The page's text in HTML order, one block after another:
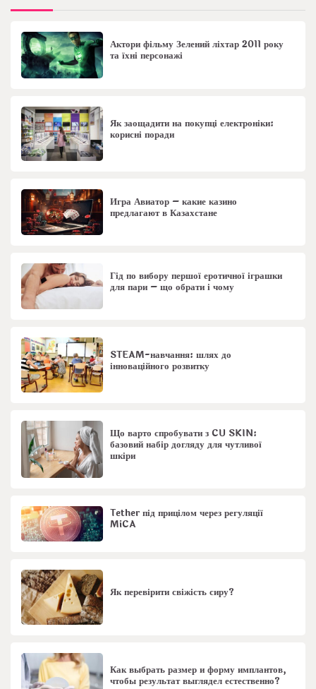
Актори фільму Зелений ліхтар 2011 року
та їхні персонажі
Як заощадити на покупці електроніки:
корисні поради
Игра Авиатор – какие казино
предлагают в Казахстане
Гід по вибору першої еротичної іграшки
для пари – що обрати і чому
STEAM-навчання: шлях до
інноваційного розвитку
Що варто спробувати з CU SKIN:
базовий набір догляду для чутливої
шкіри
Tether під прицілом через регуляції
MiCA
Як перевірити свіжість сиру?
Как выбрать размер и форму имплантов,
чтобы результат выглядел естественно?